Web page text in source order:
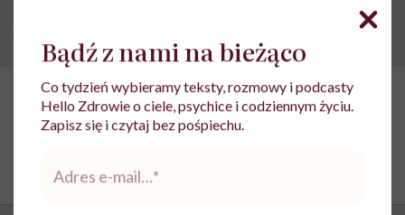
Bądź z nami na bieżąco
Co tydzień wybieramy teksty, rozmowy i podcasty
Hello Zdrowie o ciele, psychice i codziennym życiu.
Zapisz się i czytaj bez pośpiechu.
*